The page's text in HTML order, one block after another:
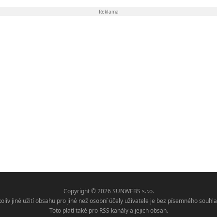
Reklama
Copyright © 2026 SUNWEBS s.r.o.
jiné užití obsahu pro jiné než osobní účely uživatele je bez písemného
Toto platí také pro RSS kanály a jejich obsah.